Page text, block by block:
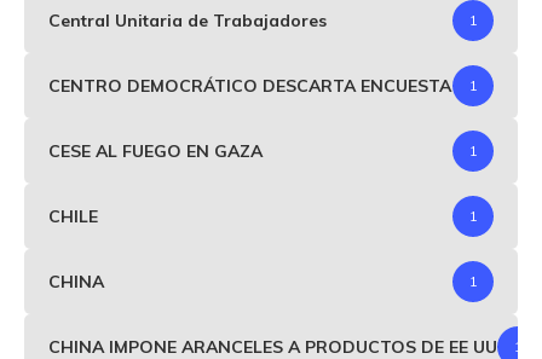
Central Unitaria de Trabajadores 1
CENTRO DEMOCRÁTICO DESCARTA ENCUESTA 1
CESE AL FUEGO EN GAZA 1
CHILE 1
CHINA 1
CHINA IMPONE ARANCELES A PRODUCTOS DE EE UU 1